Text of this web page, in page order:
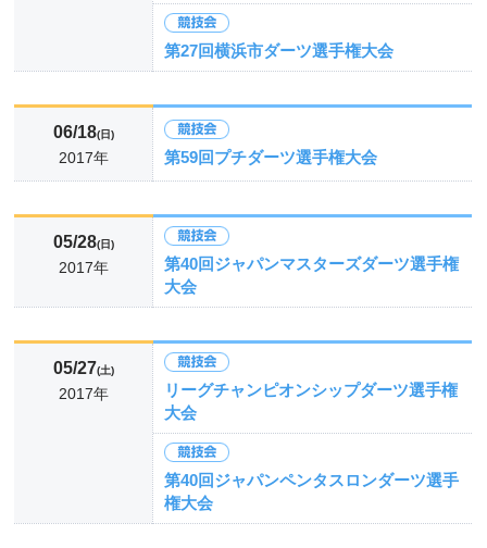
第27回横浜市ダーツ選手権大会
06/18(日)
2017年 第59回プチダーツ選手権大会
05/28(日)
2017年
第40回ジャパンマスターズダーツ選手権
大会
05/27(土)
2017年
リーグチャンピオンシップダーツ選手権
大会
第40回ジャパンペンタスロンダーツ選手
権大会